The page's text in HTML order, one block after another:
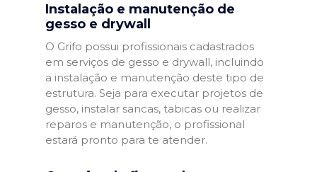
Instalação e manutenção de
gesso e drywall
O Grifo possui profissionais cadastrados
em serviços de gesso e drywall, incluindo
a instalação e manutenção deste tipo de
estrutura. Seja para executar projetos de
gesso, instalar sancas, tabicas ou realizar
reparos e manutenção, o profissional
estará pronto para te atender.